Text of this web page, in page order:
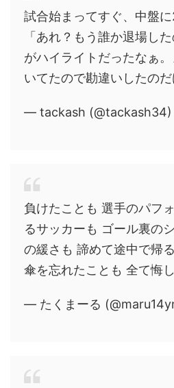
試合始まってすぐ、中盤
「あれ？もう誰か退場し
がハイライトだったなぁ
いてたので勘違いしたのだ
— tackash (@tackash34)
負けたことも 選手のパフ
るサッカーも ゴール裏の
の緩さも 諦めて途中で帰
傘を忘れたことも 全て悔し
— たくまーる